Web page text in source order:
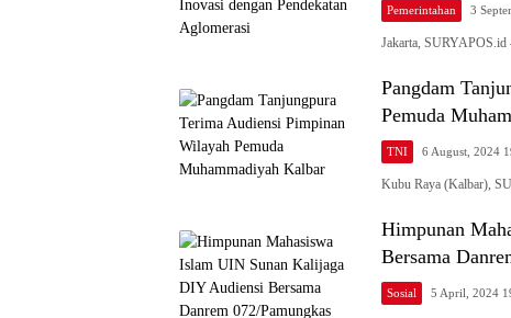
Pemerintahan 3
Jakarta,
Pangdam
Pemuda
TNI 6 August, 2024
Kubu Raya (Kalbar),
Himpunan
Bersama
Sosial 5 April, 2024